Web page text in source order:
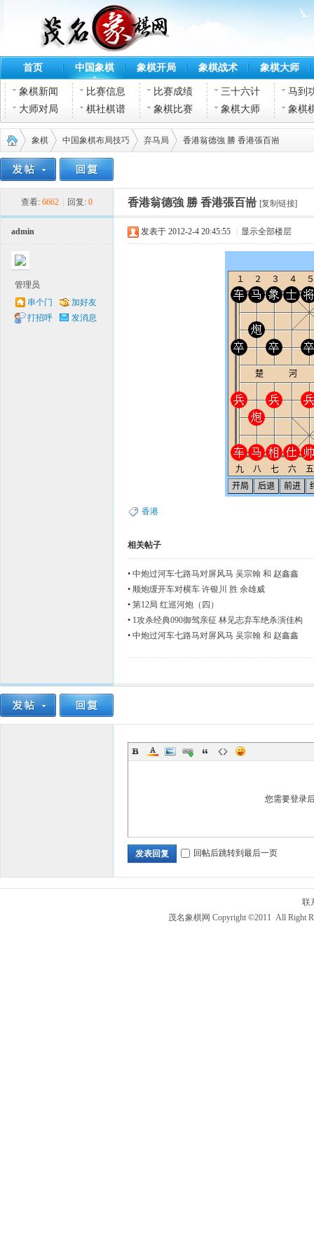
首页 中国象棋 象棋开局 象棋战术 象棋大师
象棋新闻 比赛信息 比赛成绩 三十六计
马到
大师对局
棋社棋谱 象棋比赛 象棋大师 象棋
象棋
›
中国象棋布局技巧
›
弃马局
›
香港翁德強 勝 香港張百耑
查看: 6662 回复: 0 香港翁德強 勝 香港張百耑 [复制链接]
admin
管理员
串个门
加好友
打招呼
发消息
发表于 2012-2-4 20:45:55 显示全部楼层
香港
相关帖子
• 中炮过河车七路马对屏风马 吴宗翰 和 赵鑫鑫
• 顺炮缓开车对横车 许银川 胜 余雄威
• 第12局 红巡河炮（四）
• 1攻杀经典090御驾亲征 林见志弃车绝杀演佳构
• 中炮过河车七路马对屏风马 吴宗翰 和 赵鑫鑫
您需要登录
发表回复 回帖后跳转到最后一页
联
茂名象棋网 Copyright ©2011 All Right